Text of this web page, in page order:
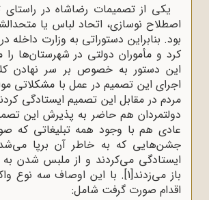
یکى از تصمیمات رضاشاه در
اصطلاح نوسازى، اتحاد لباس یا
بود. بنابراین دستوراتى به وزارت داخله
کرد و مأموران دولتى در شهرستان‌ها
این دستور به خصوص بر سر نهادن
اجراى این تصمیم در عمل با مشکلاتى
مردم در مقابل این تصمیم ایستادگى
دولتمردان هم حاضر به پذیرش این
عادى هم با وجود همه‌ تبلیغاتى که
جشن‌هایى که به خاطر آن برپا
ایستادگى مى‌کردند و از ملبس شدن
باز مى‌زدند[1]. با این اوصاف سه نوع
اقدام صورت گرفت شامل: